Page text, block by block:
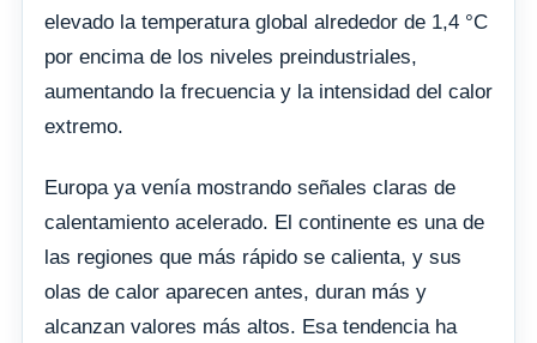
elevado la temperatura global alrededor de 1,4 °C
por encima de los niveles preindustriales,
aumentando la frecuencia y la intensidad del calor
extremo.
Europa ya venía mostrando señales claras de
calentamiento acelerado. El continente es una de
las regiones que más rápido se calienta, y sus
olas de calor aparecen antes, duran más y
alcanzan valores más altos. Esa tendencia ha